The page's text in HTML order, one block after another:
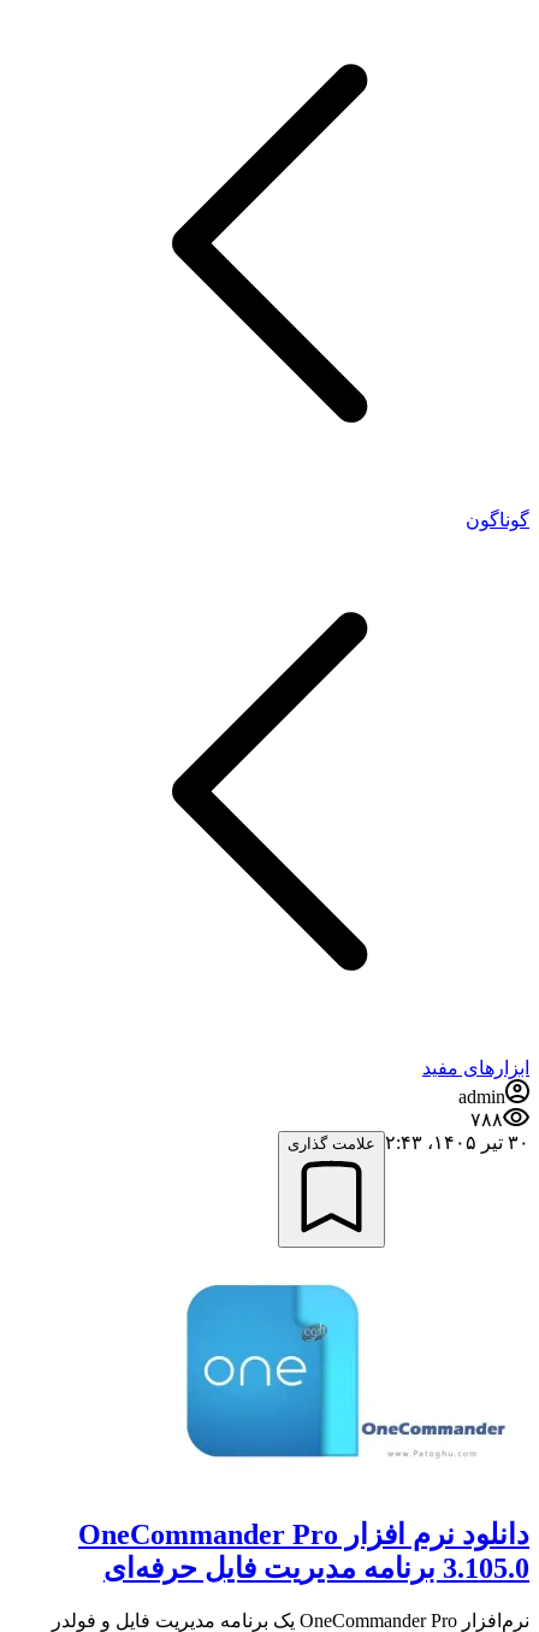
گوناگون
ابزارهای مفید
admin
۷۸۸
۳۰ تیر ۱۴۰۵،‏ ۲:۴۳
علامت گذاری
دانلود نرم افزار OneCommander Pro
3.105.0 برنامه مدیریت فایل حرفه‌ای
نرم‌افزار OneCommander Pro یک برنامه مدیریت فایل و فولدر